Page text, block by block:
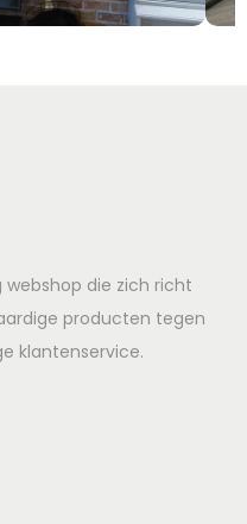
webshop die zich richt
producten tegen
klantenservice.